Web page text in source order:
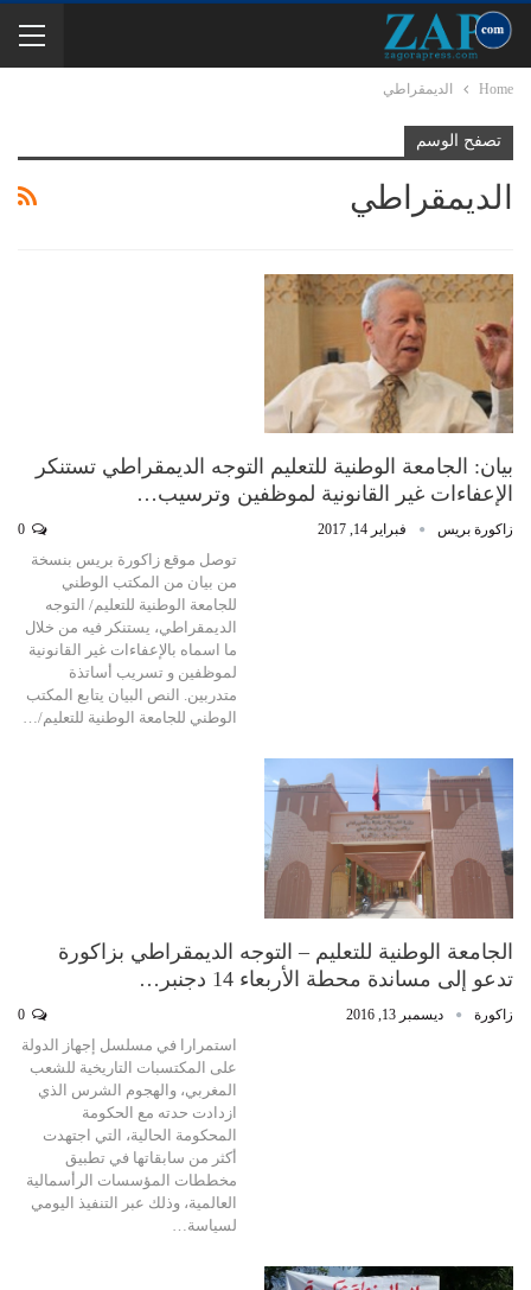
Home الديمقراطي
تصفح الوسم
الديمقراطي
بيان: الجامعة الوطنية للتعليم التوجه الديمقراطي تستنكر
الإعفاءات غير القانونية لموظفين وترسيب…
زاكورة بريس فبراير 14, 2017
توصل موقع زاكورة بريس بنسخة
من بيان من المكتب الوطني
للجامعة الوطنية للتعليم/ التوجه
الديمقراطي، يستنكر فيه من خلال
ما اسماه بالإعفاءات غير القانونية
لموظفين و تسريب أساتذة
متدربين. النص البيان يتابع المكتب
الوطني للجامعة الوطنية للتعليم/…
الجامعة الوطنية للتعليم – التوجه الديمقراطي بزاكورة
تدعو إلى مساندة محطة الأربعاء 14 دجنبر…
زاكورة ديسمبر 13, 2016
استمرارا في مسلسل إجهاز الدولة
على المكتسبات التاريخية للشعب
المغربي، والهجوم الشرس الذي
ازدادت حدته مع الحكومة
المحكومة الحالية، التي اجتهدت
أكثر من سابقاتها في تطبيق
مخططات المؤسسات الرأسمالية
العالمية، وذلك عبر التنفيذ اليومي
لسياسة…